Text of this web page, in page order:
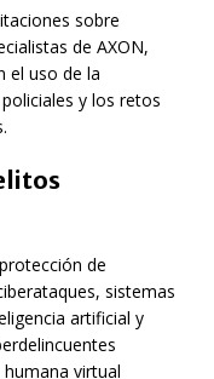
sobre
de AXON,
el uso de la
y los retos
de
sistemas
artificial y
virtual